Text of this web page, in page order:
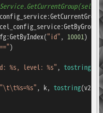
"id", 10001)
--
%s, level: %s", tostring
"\t\t%s=%s", k, tostring(v2)))